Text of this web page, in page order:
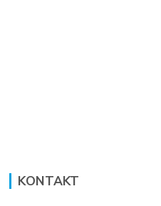
KONTAKT